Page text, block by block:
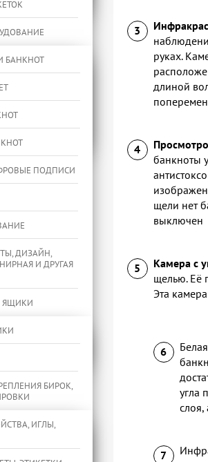
БАНКНОТ
ПОДПИСИ
ДИЗАЙН,
И ДРУГАЯ
ЯЩИКИ
БИРОК,
ИГЛЫ,
руках.
длиной
банкноты
щели нет
выключен
Камера с
щелью. Её
Эта
угла